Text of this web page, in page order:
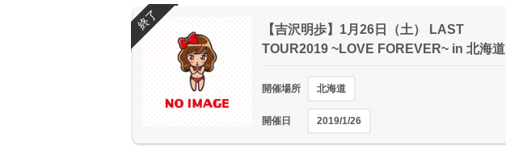
【吉沢明歩】1月26日（土） LAST
TOUR2019 ~LOVE FOREVER~ in 北海道
開催場所 北海道
開催日 2019/1/26
終了